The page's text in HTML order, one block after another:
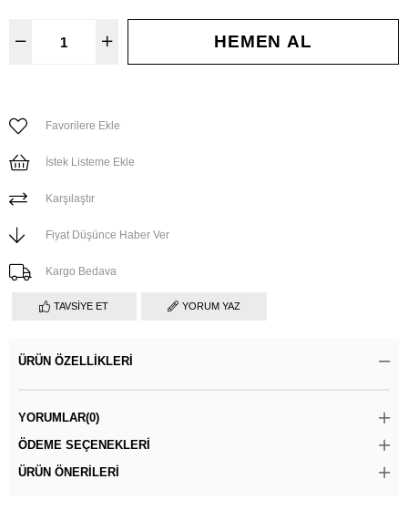
Favorilere Ekle
İstek Listeme Ekle
Karşılaştır
Fiyat Düşünce Haber Ver
Kargo Bedava
TAVSIYE ET YORUM YAZ
ÜRÜN ÖZELLIKLERI
YORUMLAR(0)
ÖDEME SEÇENEKLERI
ÜRÜN ÖNERILERI